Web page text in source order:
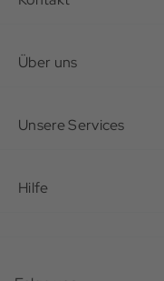
Über uns
Karriere
Unsere Services
Hilfe
Anfahrt &